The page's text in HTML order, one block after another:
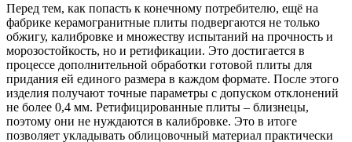
Перед тем, как попасть к конечному потребителю, ещё на
фабрике керамогранитные плиты подвергаются не только
обжигу, калибровке и множеству испытаний на прочность и
морозостойкость, но и ретификации. Это достигается в
процессе дополнительной обработки готовой плиты для
придания ей единого размера в каждом формате. После этого
изделия получают точные параметры с допуском отклонений
не более 0,4 мм. Ретифицированные плиты – близнецы,
поэтому они не нуждаются в калибровке. Это в итоге
позволяет укладывать облицовочный материал практически